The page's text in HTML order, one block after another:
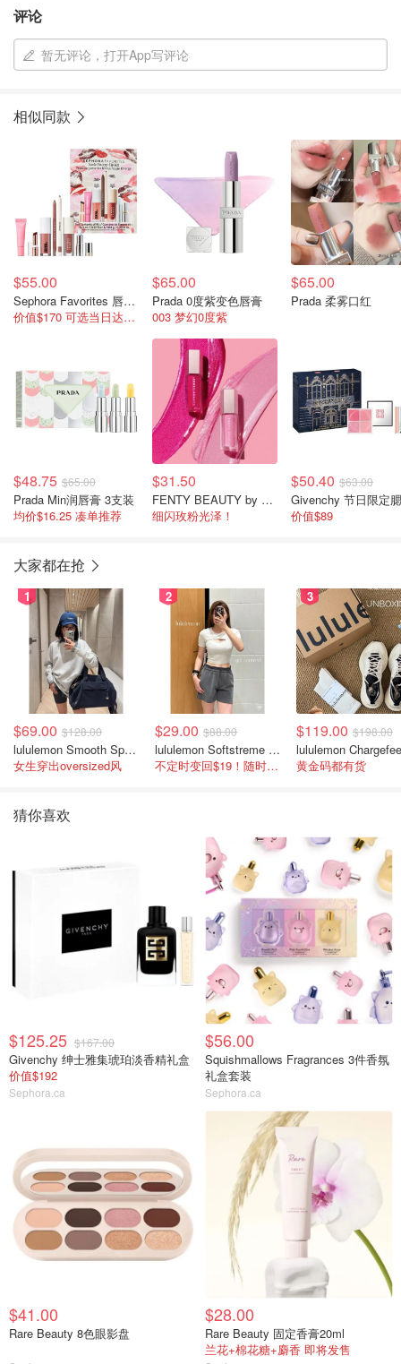
评论
暂无评论，打开App写评论
相似同款
$55.00
Sephora Favorites 唇妆7件套
价值$170 可选当日达门店有货
$65.00
Prada 0度紫变色唇膏
003 梦幻0度紫
$65.00
Prada 柔雾口红
$48.75 $65.00
Prada Min润唇膏 3支装
均价$16.25 凑单推荐
$31.50
FENTY BEAUTY by Rihanna 情人节限定唇彩珠光
细闪玫粉光泽！
$50.40 $63.00
价值$89
大家都在抢
1
$69.00 $128.00
lululemon Smooth Spacer 经典卫衣
女生穿出oversized风
2
$29.00 $88.00
lululemon Softstreme 女士高腰短裤 10cm
不定时变回$19！随时点进来看
3
$119.00 $198.00
黄金码都有货
猜你喜欢
$125.25 $167.00
Givenchy 绅士雅集琥珀淡香精礼盒
价值$192
Sephora.ca
$56.00
Squishmallows Fragrances 3件香氛
礼盒套装
Sephora.ca
$41.00
Rare Beauty 8色眼影盘
$28.00
Rare Beauty 固定香膏20ml
兰花+棉花糖+麝香 即将发售